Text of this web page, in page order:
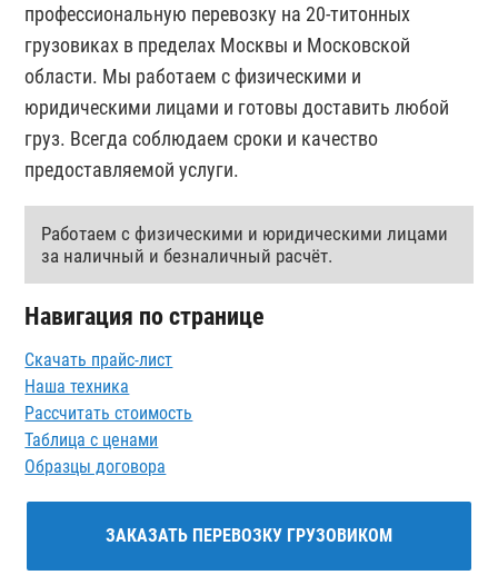
профессиональную перевозку на 20-титонных
грузовиках в пределах Москвы и Московской
области. Мы работаем с физическими и
юридическими лицами и готовы доставить любой
груз. Всегда соблюдаем сроки и качество
предоставляемой услуги.
Работаем с физическими и юридическими лицами
за наличный и безналичный расчёт.
Навигация по странице
Скачать прайс-лист
Наша техника
Рассчитать стоимость
Таблица с ценами
Образцы договора
ЗАКАЗАТЬ ПЕРЕВОЗКУ ГРУЗОВИКОМ